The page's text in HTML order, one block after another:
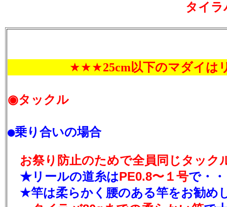
タイラ
★★★25cm以下のマダイは
◉タックル
●乗り合いの場合
お祭り防止のためで全員 同じタック
★リールの道糸はPE0.8〜１号で・
★竿は柔らかく腰のある竿をお勧め